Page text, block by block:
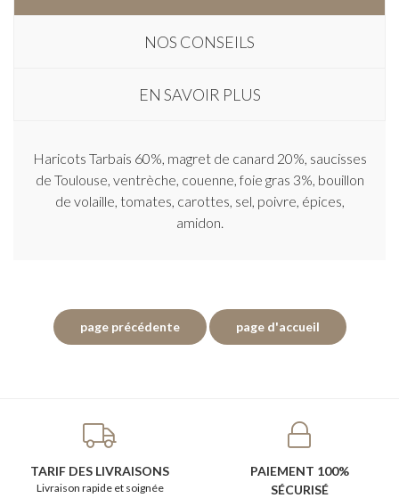
NOS CONSEILS
EN SAVOIR PLUS
Haricots Tarbais 60%, magret de canard 20%, saucisses
de Toulouse, ventrèche, couenne, foie gras 3%, bouillon
de volaille, tomates, carottes, sel, poivre, épices,
amidon.
TARIF DES LIVRAISONS
Livraison rapide et soignée
PAIEMENT 100%
SÉCURISÉ